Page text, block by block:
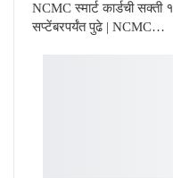
NCMC स्मार्ट कार्डची सक्ती १
सप्टेंबरपर्यंत पुढे | NCMC…